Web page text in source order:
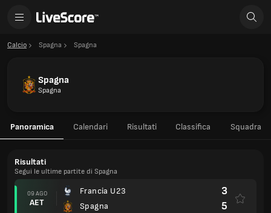
Calcio Spagna Spagna
Spagna
Spagna
Panoramica Calendari Risultati Classifica Squadra
Risultati
Segui le ultime partite di Spagna
09 AGO
AET
Francia U23
Spagna
3
5